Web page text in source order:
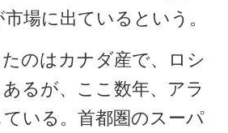
場に出ているという。
のはカナダ産で、ロシ
るが、ここ数年、アラ
いる。首都圏のスーパ